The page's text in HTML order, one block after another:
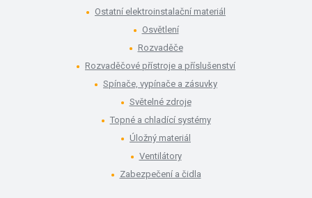
Ostatní elektroinstalační materiál
Osvětlení
Rozvaděče
Rozvaděčové přístroje a příslušenství
Spínače, vypínače a zásuvky
Světelné zdroje
Topné a chladící systémy
Úložný materiál
Ventilátory
Zabezpečení a čidla